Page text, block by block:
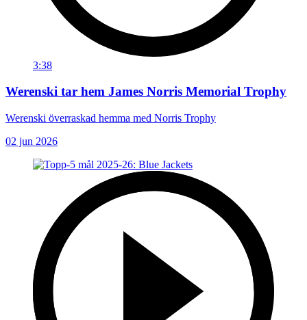
3:38
Werenski tar hem James Norris Memorial Trophy
Werenski överraskad hemma med Norris Trophy
02 jun 2026